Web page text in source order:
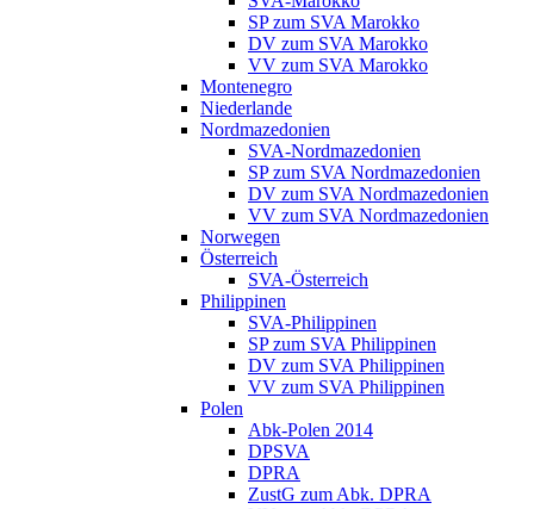
SP zum SVA Marokko
DV zum SVA Marokko
VV zum SVA Marokko
Montenegro
Niederlande
Nordmazedonien
SVA-Nordmazedonien
SP zum SVA Nordmazedonien
DV zum SVA Nordmazedonien
VV zum SVA Nordmazedonien
Norwegen
Österreich
SVA-Österreich
Philippinen
SVA-Philippinen
SP zum SVA Philippinen
DV zum SVA Philippinen
VV zum SVA Philippinen
Polen
Abk-Polen 2014
DPSVA
DPRA
ZustG zum Abk. DPRA